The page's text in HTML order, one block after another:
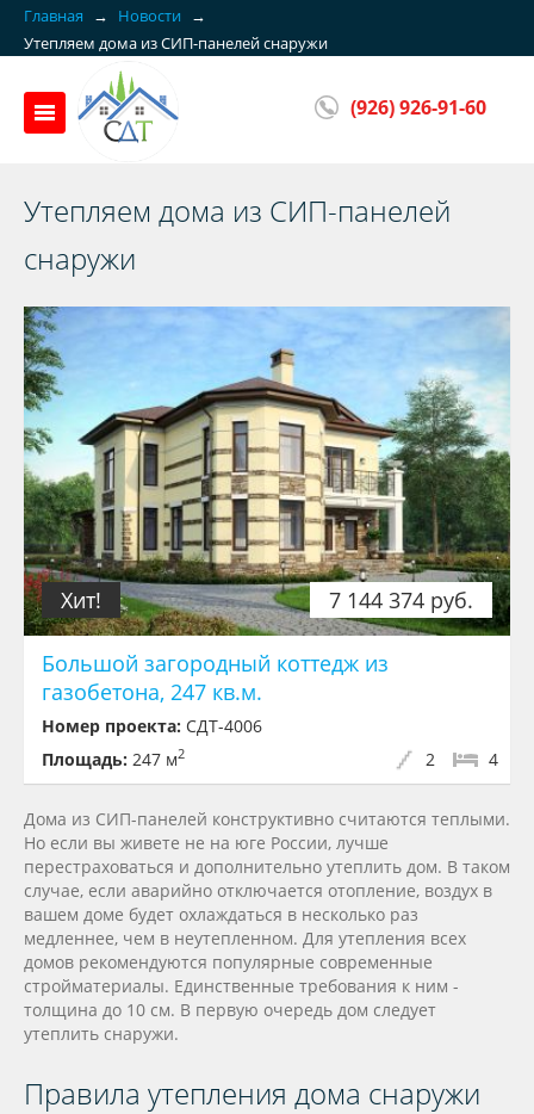
Главная → Новости
→
Утепляем дома из СИП-панелей снаружи
(926) 926-91-60
Утепляем дома из СИП-панелей
снаружи
7 144 374 руб.
Хит!
Большой загородный коттедж из
газобетона, 247 кв.м.
Номер проекта: СДТ-4006
Площадь: 247 м2 4
2
Дома из СИП-панелей конструктивно считаются теплыми.
Но если вы живете не на юге России, лучше
перестраховаться и дополнительно утеплить дом. В таком
случае, если аварийно отключается отопление, воздух в
вашем доме будет охлаждаться в несколько раз
медленнее, чем в неутепленном. Для утепления всех
домов рекомендуются популярные современные
стройматериалы. Единственные требования к ним -
толщина до 10 см. В первую очередь дом следует
утеплить снаружи.
Правила утепления дома снаружи